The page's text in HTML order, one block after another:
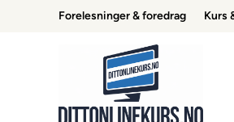
Forelesninger & foredrag Kurs